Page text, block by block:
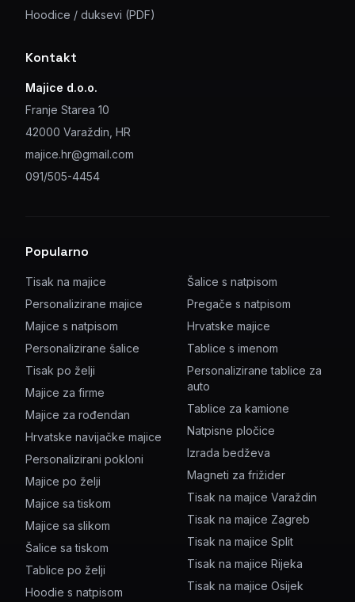
Hoodice / duksevi (PDF)
Kontakt
Majice d.o.o.
Franje Starea 10
42000 Varaždin, HR
majice.hr@gmail.com
091/505-4454
Popularno
Tisak na majice
Personalizirane majice
Majice s natpisom
Personalizirane šalice
Tisak po želji
Majice za firme
Majice za rođendan
Hrvatske navijačke majice
Personalizirani pokloni
Majice po želji
Majice sa tiskom
Majice sa slikom
Šalice sa tiskom
Tablice po želji
Hoodie s natpisom
Šalice s natpisom
Pregače s natpisom
Hrvatske majice
Tablice s imenom
Personalizirane tablice za
auto
Tablice za kamione
Natpisne pločice
Izrada bedževa
Magneti za frižider
Tisak na majice Varaždin
Tisak na majice Zagreb
Tisak na majice Split
Tisak na majice Rijeka
Tisak na majice Osijek